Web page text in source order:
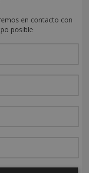
en contacto con
posible